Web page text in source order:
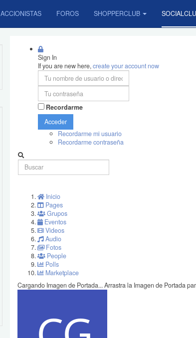
ACCIONISTAS FOROS SHOPPERCLUB
Sign In
If you are new here,create your account now
Recordarme
Acceder
Recordarme mi usuario
Recordarme contraseña
Inicio
Pages
Grupos
Eventos
Videos
Audio
Fotos
People
Polls
Marketplace
Cargando Imagen de Portada...Arrastra la Imagen de Portada